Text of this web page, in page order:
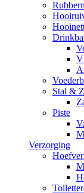
Stal &
Piste
Verzorging